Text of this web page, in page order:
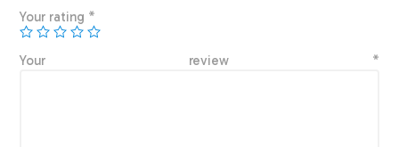
Your rating *
Your review *